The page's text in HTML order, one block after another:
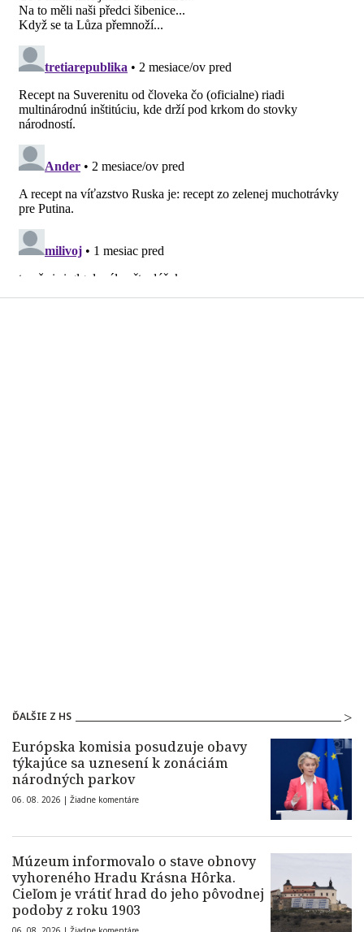
ĎALŠIE Z HS
Európska komisia posudzuje obavy
týkajúce sa uznesení k zonáciám
národných parkov
06. 08. 2026 | Žiadne komentáre
Múzeum informovalo o stave obnovy
vyhoreného Hradu Krásna Hôrka.
Cieľom je vrátiť hrad do jeho pôvodnej
podoby z roku 1903